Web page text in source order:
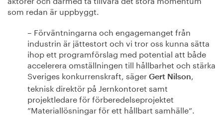
som redan är uppbyggt.
– Förväntningarna och engagemanget från
industrin är jättestort och vi tror oss kunna sätta
ihop ett programförslag med potential att både
accelerera omställningen till hållbarhet och stärka
Sveriges konkurrenskraft, säger Gert Nilson,
teknisk direktör på Jernkontoret samt
projektledare för förberedelseprojektet
”Materiallösningar för ett hållbart samhälle”.